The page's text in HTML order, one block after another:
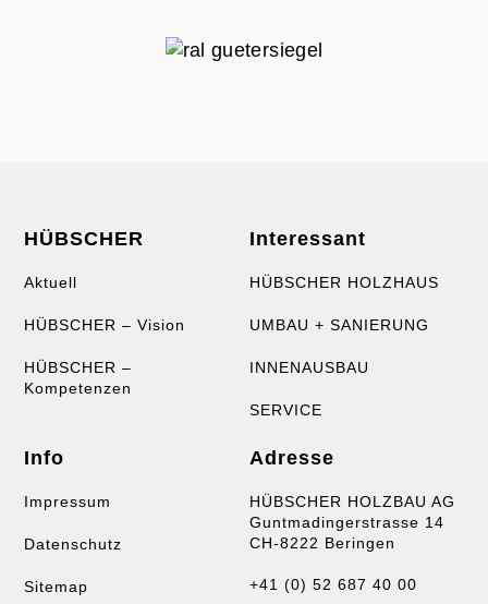
HÜBSCHER
Aktuell
HÜBSCHER – Vision
HÜBSCHER –
Kompetenzen
Interessant
HÜBSCHER HOLZHAUS
UMBAU + SANIERUNG
INNENAUSBAU
SERVICE
Info
Impressum
Datenschutz
Sitemap
Adresse
HÜBSCHER HOLZBAU AG
Guntmadingerstrasse 14
CH-8222 Beringen
+41 (0) 52 687 40 00